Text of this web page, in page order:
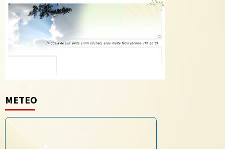
METEO